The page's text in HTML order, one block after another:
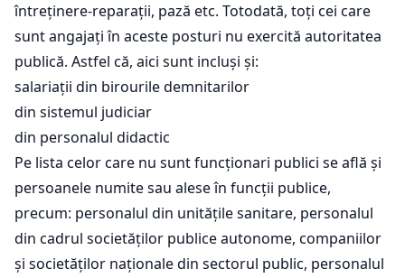
întreținere-reparații, pază etc. Totodată, toți cei care
sunt angajați în aceste posturi nu exercită autoritatea
publică. Astfel că, aici sunt incluși și:
salariații din birourile demnitarilor
din sistemul judiciar
din personalul didactic
Pe lista celor care nu sunt funcționari publici se află și
persoanele numite sau alese în funcții publice,
precum: personalul din unitățile sanitare, personalul
din cadrul societăților publice autonome, companiilor
și societăților naționale din sectorul public, personalul